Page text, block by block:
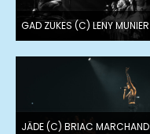
GAD ZUKES (C) LENY MUNIER
JÄDE (C) BRIAC MARCHAND